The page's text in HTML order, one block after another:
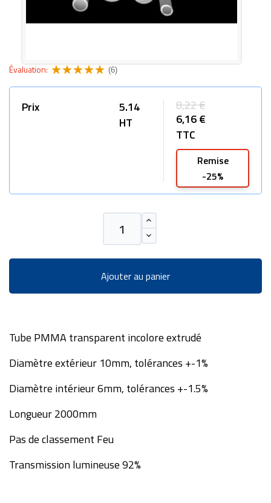
Évaluation: (6)
Prix
5.14
HT
6,16 €
TTC
8,22 €
Remise
-25%
Ajouter au panier
Tube PMMA transparent incolore extrudé
Diamètre extérieur 10mm, tolérances +-1%
Diamètre intérieur 6mm, tolérances +-1.5%
Longueur 2000mm
Pas de classement Feu
Transmission lumineuse 92%